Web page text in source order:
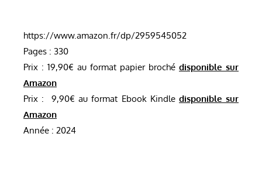
https://www.amazon.fr/dp/2959545052
Pages : 330
Prix : 19,90€ au format papier broché disponible sur
Amazon
Prix : 9,90€ au format Ebook Kindle disponible sur
Amazon
Année : 2024